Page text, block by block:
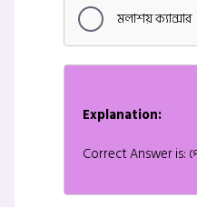
মলাশয় ক্যান্সার
Explanation:
Correct Answer is: